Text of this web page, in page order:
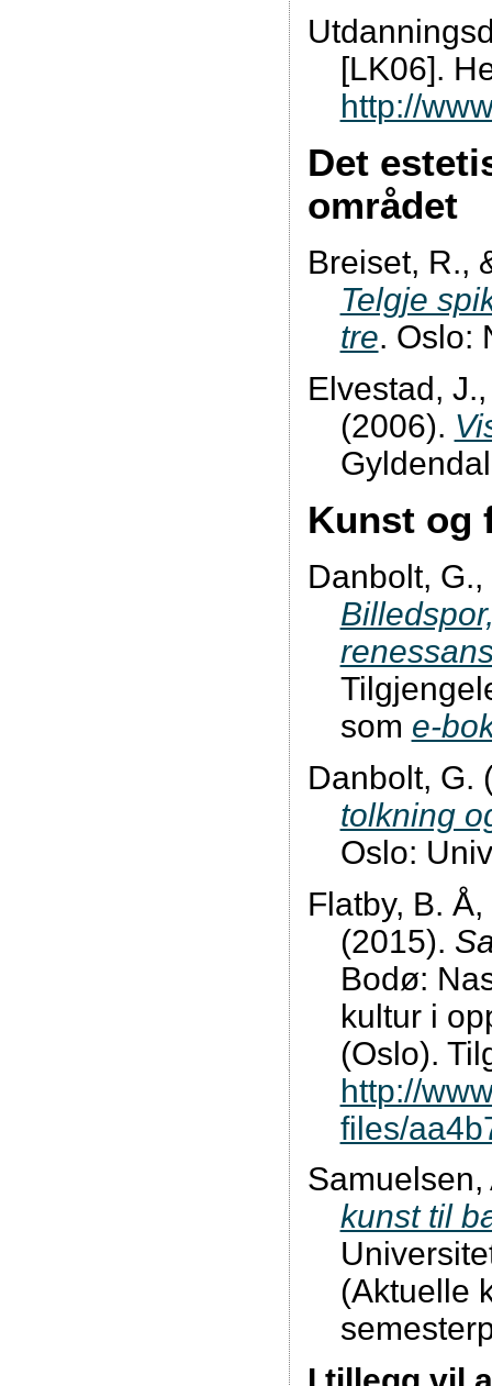
[LK06].
http://
Det
området
Breiset, R.,
Telgje
tre. Oslo:
Elvestad,
(2006).
Kunst og
Danbolt,
som e-
Danbolt, G.
tolkning
Oslo:
Flatby, B.
(2015).
Bodø:
kultur i
(Oslo).
http://
files/
kunst til
(Aktuelle